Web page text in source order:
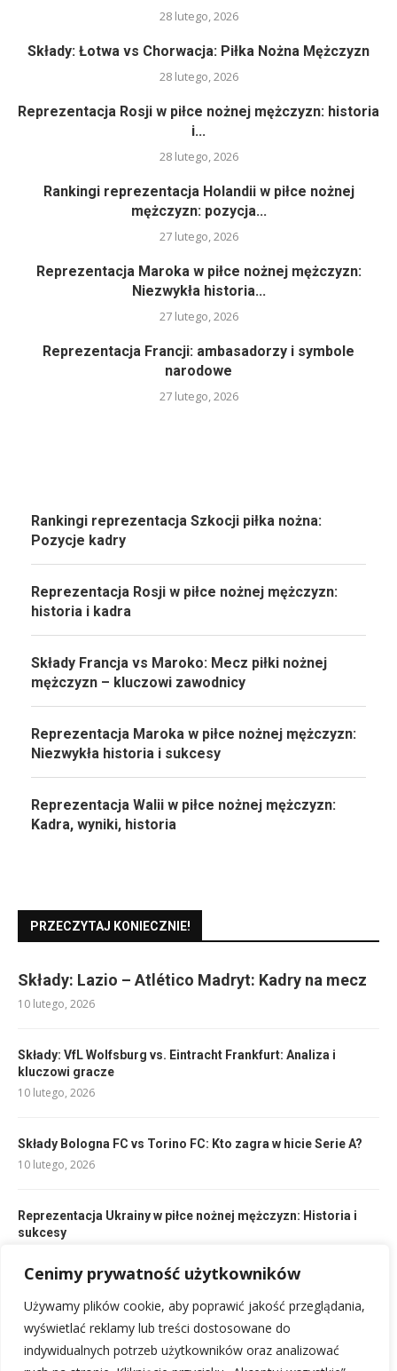
Cenimy prywatność użytkowników
Używamy plików cookie, aby poprawić jakość przeglądania,
wyświetlać reklamy lub treści dostosowane do
indywidualnych potrzeb użytkowników oraz analizować
28 lutego, 2026
Składy: Łotwa vs Chorwacja: Piłka Nożna Mężczyzn
28 lutego, 2026
Reprezentacja Rosji w piłce nożnej mężczyzn: historia
i...
28 lutego, 2026
Rankingi reprezentacja Holandii w piłce nożnej
mężczyzn: pozycja...
27 lutego, 2026
Reprezentacja Maroka w piłce nożnej mężczyzn:
Niezwykła historia...
27 lutego, 2026
Reprezentacja Francji: ambasadorzy i symbole
narodowe
27 lutego, 2026
Rankingi reprezentacja Szkocji piłka nożna:
Pozycje kadry
Reprezentacja Rosji w piłce nożnej mężczyzn:
historia i kadra
Składy Francja vs Maroko: Mecz piłki nożnej
mężczyzn – kluczowi zawodnicy
Reprezentacja Maroka w piłce nożnej mężczyzn:
Niezwykła historia i sukcesy
Reprezentacja Walii w piłce nożnej mężczyzn:
Kadra, wyniki, historia
PRZECZYTAJ KONIECZNIE!
Składy: Lazio – Atlético Madryt: Kadry na mecz
10 lutego, 2026
Składy: VfL Wolfsburg vs. Eintracht Frankfurt: Analiza i
kluczowi gracze
10 lutego, 2026
Składy Bologna FC vs Torino FC: Kto zagra w hicie Serie A?
10 lutego, 2026
Reprezentacja Ukrainy w piłce nożnej mężczyzn: Historia i
sukcesy
Reprezentacja Ukrainy w siatkówce skład: Aktualna kadra
narodowa
19 lutego, 2026